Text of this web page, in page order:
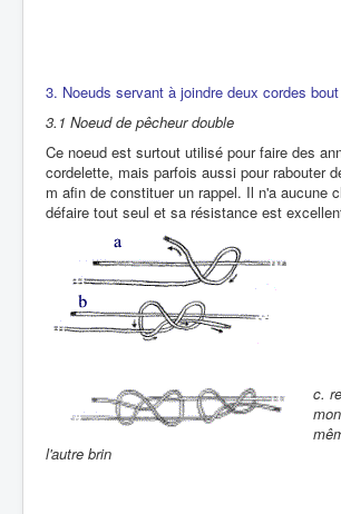
3. Noeuds servant à joindre deux cordes
3.1 Noeud de pêcheur double
Ce noeud est surtout utilisé pour faire des
cordelette, mais parfois aussi pour rabouter
m afin de constituer un rappel. Il n'a aucune
défaire tout seul et sa résistance est
c.
l'autre brin